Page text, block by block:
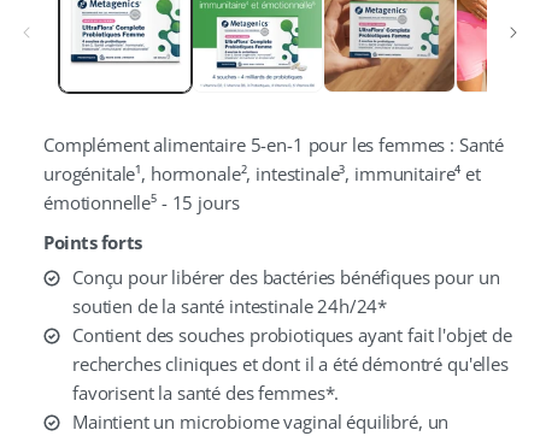
Complément alimentaire 5-en-1 pour les femmes : Santé
urogénitale¹, hormonale², intestinale³, immunitaire⁴ et
émotionnelle⁵ - 15 jours
Points forts
Conçu pour libérer des bactéries bénéfiques pour un
soutien de la santé intestinale 24h/24*
Contient des souches probiotiques ayant fait l'objet de
recherches cliniques et dont il a été démontré qu'elles
favorisent la santé des femmes*.
Maintient un microbiome vaginal équilibré, un